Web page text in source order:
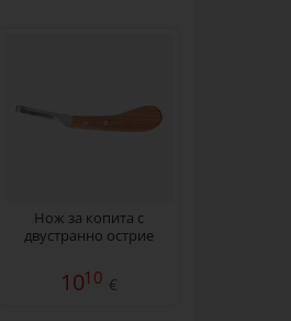
Нож за копита с
двустранно острие
1010 €